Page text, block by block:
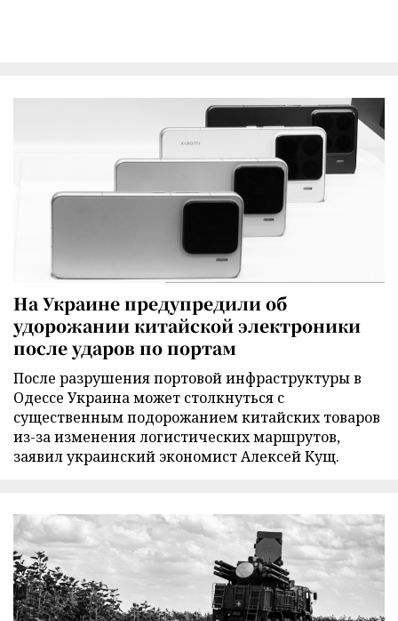
На Украине предупредили об
удорожании китайской электроники
после ударов по портам
После разрушения портовой инфраструктуры в
Одессе Украина может столкнуться с
существенным подорожанием китайских товаров
из-за изменения логистических маршрутов,
заявил украинский экономист Алексей Кущ.